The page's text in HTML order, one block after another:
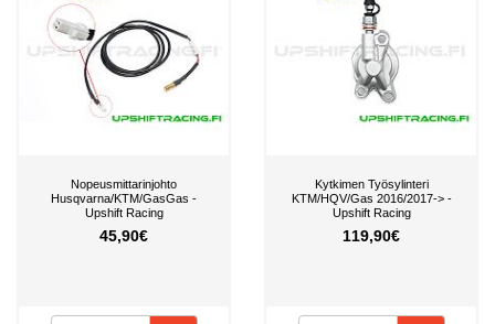
Nopeusmittarinjohto
Husqvarna/KTM/GasGas -
Upshift Racing
45,90€
Kytkimen Työsylinteri
KTM/HQV/Gas 2016/2017-> -
Upshift Racing
119,90€